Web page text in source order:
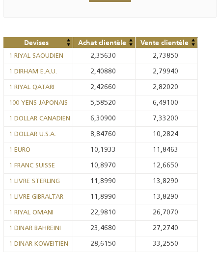
Devises Achat clientèle Vente clientèle
1 RIYAL SAOUDIEN 2,35630 2,73850
1 DIRHAM E.A.U. 2,40880 2,79940
1 RIYAL QATARI 2,42660 2,82020
100 YENS JAPONAIS 5,58520 6,49100
1 DOLLAR CANADIEN 6,30900 7,33200
1 DOLLAR U.S.A. 8,84760 10,2824
1 EURO 10,1933 11,8463
1 FRANC SUISSE 10,8970 12,6650
1 LIVRE STERLING 11,8990 13,8290
1 LIVRE GIBRALTAR 11,8990 13,8290
1 RIYAL OMANI 22,9810 26,7070
1 DINAR BAHREINI 23,4680 27,2740
1 DINAR KOWEITIEN 28,6150 33,2550